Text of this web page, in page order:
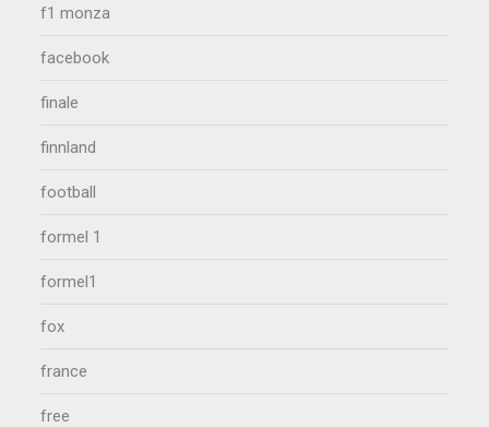
f1 monza
facebook
finale
finnland
football
formel 1
formel1
fox
france
free